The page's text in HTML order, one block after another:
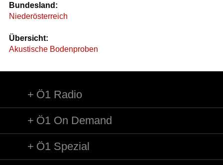
Bundesland:
Niederösterreich
Übersicht:
Akustische Bodenproben
Ö1 Radio
Ö1 On Demand
Ö1 Spezial